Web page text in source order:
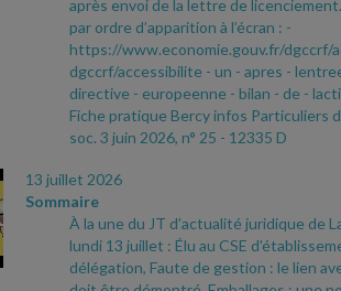
après envoi de la lettre de
par ordre d’apparition à l’écran : -
https://www.economie.gouv.fr/dgccrf/
dgccrf/accessibilite - un - apres -
directive - europeenne - bilan - de -
Fiche pratique Bercy infos Particuliers
soc. 3 juin 2026, n° 25 - 12335 D
13 juillet 2026
Sommaire
À la une du JT d’actualité juridique de
lundi 13 juillet : Élu au CSE
délégation, Faute de gestion : le lien